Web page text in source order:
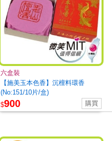
【施美玉本色香】沉檀料環香
(No:151/10片/盒)
六盒裝
$900